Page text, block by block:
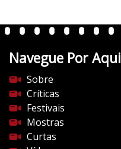
n
e
d
o
c
i
n
Navegue Por Aqui
Sobre
Críticas
Festivais
Mostras
Curtas